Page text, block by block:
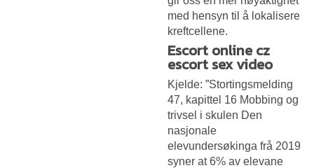
med hensyn til å lokalisere
kreftcellene.
Escort online cz
escort sex video
Kjelde: ”Stortingsmelding
47, kapittel 16 Mobbing og
trivsel i skulen Den
nasjonale
elevundersøkinga frå 2019
syner at 6% av elevane